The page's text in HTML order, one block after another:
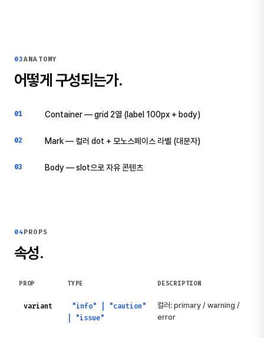
03ANATOMY
어떻게 구성되는가.
01 Container — grid 2열 (label 100px + body)
02 Mark — 컬러 dot + 모노스페이스 라벨 (대문자)
03 Body — slot으로 자유 콘텐츠
04PROPS
속성.
PROP TYPE DESCRIPTION
variant
"info" | "caution"
| "issue"
컬러: primary / warning /
error